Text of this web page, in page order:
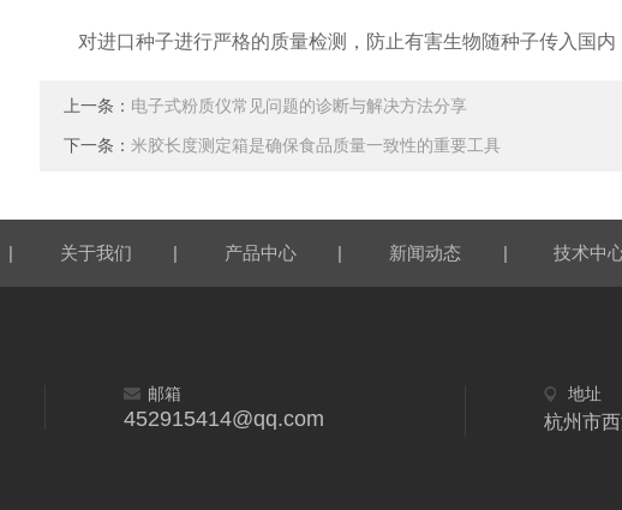
对进口种子进行严格的质量检测，防止有害生物随种子传入国内
上一条： 电子式粉质仪常见问题的诊断与解决方法分享
下一条：米胶长度测定箱是确保食品质量一致性的重要工具
| 关于我们 | 产品中心 | 新闻动态 | 技术中
邮箱
452915414@qq.com
地址
杭州市